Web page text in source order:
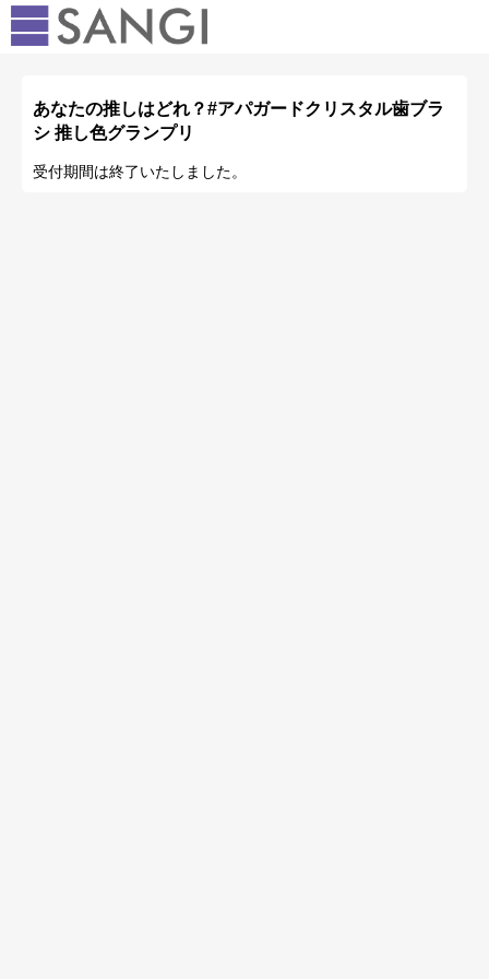
あなたの推しはどれ？#アパガードクリスタル歯ブラ
シ 推し色グランプリ
受付期間は終了いたしました。